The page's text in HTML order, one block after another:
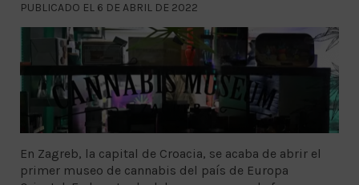
PUBLICADO EL 6 DE ABRIL DE 2022
En Zagreb, la capital de Croacia, se acaba de abrir el
primer museo de cannabis del país de Europa